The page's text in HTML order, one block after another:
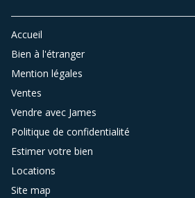
Accueil
Bien à l'étranger
Mention légales
Ventes
Vendre avec James
Politique de confidentialité
Estimer votre bien
Locations
Site map